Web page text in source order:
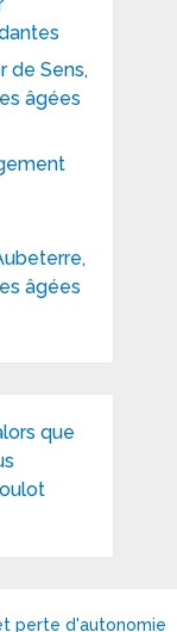
de Sens,
âgées
âgées
que
perte d'autonomie